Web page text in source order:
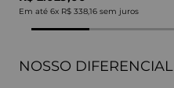
Em até 6x R$ 338,16 sem juros
NOSSO DIFERENCIAL